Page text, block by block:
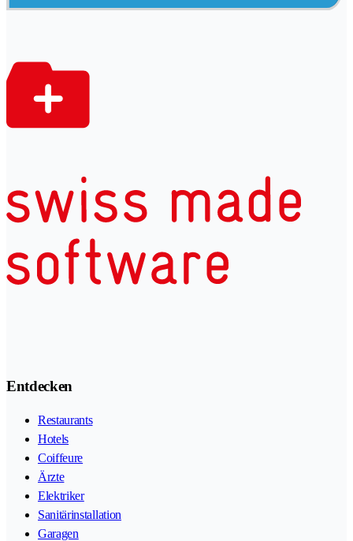
Entdecken
Restaurants
Hotels
Coiffeure
Ärzte
Elektriker
Sanitärinstallation
Garagen